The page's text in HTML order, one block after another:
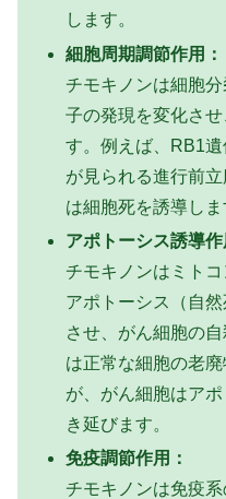
します。
細胞周期調節作用：
チモキノンは細胞
子の発現を変化さ
す。例えば、RB1
が見られる進行前
は細胞死を誘導しま
アポトーシス誘導作
チモキノンはミト
アポトーシス（自
させ、がん細胞の
は正常な細胞の老
が、がん細胞はア
き延びます。
免疫調節作用：
チモキノンは免疫系